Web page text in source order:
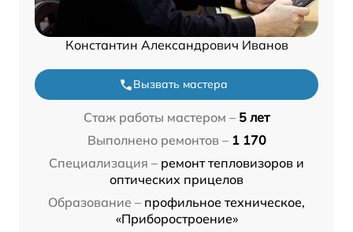
Константин Александрович Иванов
Вызвать мастера
Стаж работы мастером – 5 лет
Выполнено ремонтов – 1 170
Специализация – ремонт тепловизоров и
оптических прицелов
Образование – профильное техническое,
«Приборостроение»